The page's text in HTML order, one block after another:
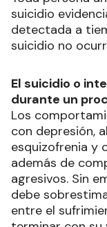
suicidio
detectada a
suicidio no
El suicidio o
durante un
Los
con depresión,
esquizofrenia y
además de
agresivos. Sin
debe
entre el